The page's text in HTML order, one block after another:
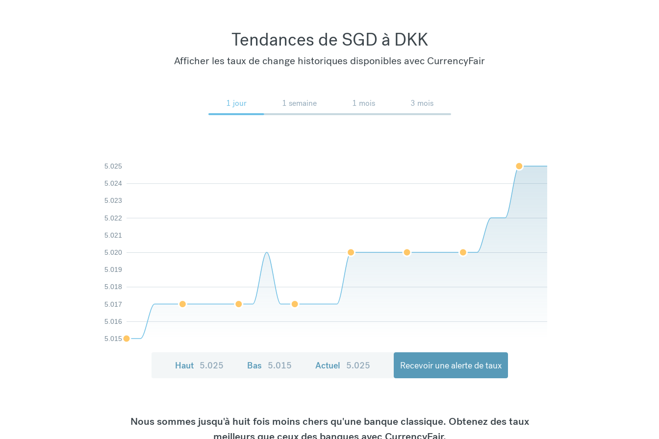
Tendances de SGD à DKK
Afficher les taux de change historiques disponibles avec CurrencyFair
1 jour 1 semaine 1 mois 3 mois
5.015
5.016
5.017
5.018
5.019
5.020
5.021
5.022
5.023
5.024
5.025
Haut 5.025 Bas 5.015 Actuel 5.025 Recevoir une alerte de taux
Nous sommes jusqu'à huit fois moins chers qu'une banque classique. Obtenez des taux
meilleurs que ceux des banques avec CurrencyFair.